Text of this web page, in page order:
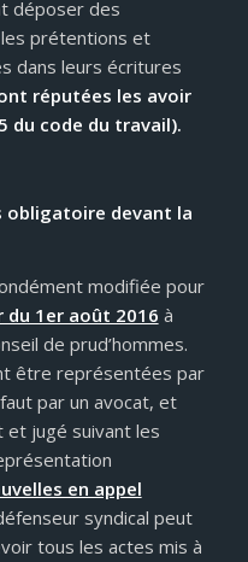
déposer des
prétentions et
dans leurs écritures
réputées les avoir
du code du travail).
obligatoire devant la
modifiée pour
du 1er août 2016 à
de prud’hommes.
être représentées par
par un avocat, et
et jugé suivant les
en appel
syndical peut
tous les actes mis à